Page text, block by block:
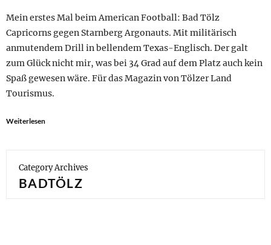
Mein erstes Mal beim American Football: Bad Tölz
Capricorns gegen Starnberg Argonauts. Mit militärisch
anmutendem Drill in bellendem Texas-Englisch. Der galt
zum Glück nicht mir, was bei 34 Grad auf dem Platz auch kein
Spaß gewesen wäre. Für das Magazin von Tölzer Land
Tourismus.
Weiterlesen
Category Archives
BADTÖLZ